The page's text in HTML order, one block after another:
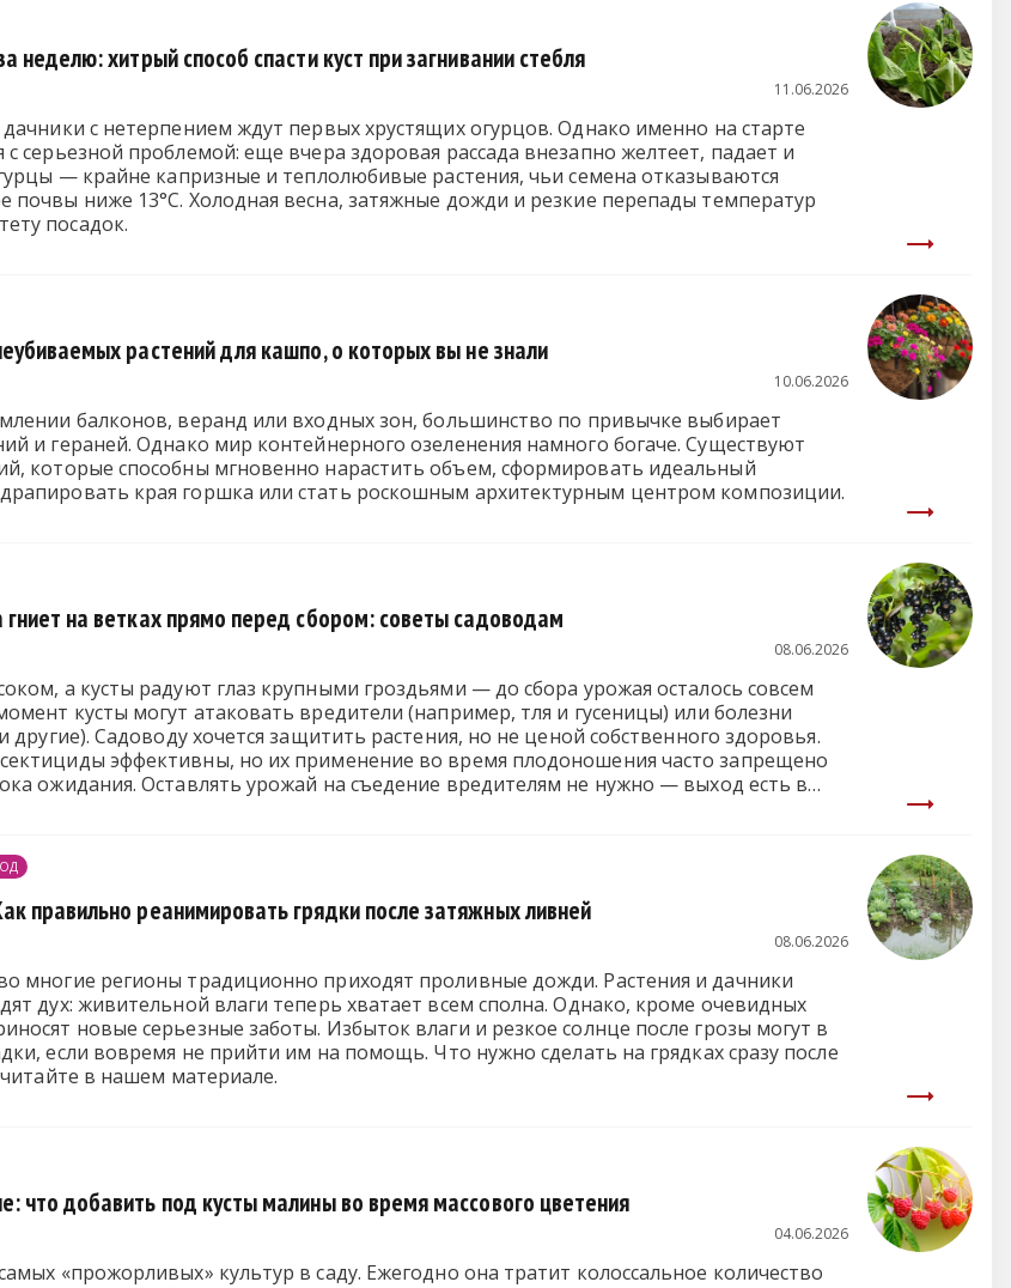
неделю: хитрый способ спасти куст при загнивании стебля
11.06.2026
с нетерпением ждут первых хрустящих огурцов. Однако именно на старте
с серьезной проблемой: еще вчера здоровая рассада внезапно желтеет, падает и
— крайне капризные и теплолюбивые растения, чьи семена отказываются
почвы ниже 13°С. Холодная весна, затяжные дожди и резкие перепады температур
посадок.
растений для кашпо, о которых вы не знали
10.06.2026
балконов, веранд или входных зон, большинство по привычке выбирает
и гераней. Однако мир контейнерного озеленения намного богаче. Существуют
которые способны мгновенно нарастить объем, сформировать идеальный
края горшка или стать роскошным архитектурным центром композиции.
на ветках прямо перед сбором: советы садоводам
08.06.2026
а кусты радуют глаз крупными гроздьями — до сбора урожая осталось совсем
кусты могут атаковать вредители (например, тля и гусеницы) или болезни
другие). Садоводу хочется защитить растения, но не ценой собственного здоровья.
эффективны, но их применение во время плодоношения часто запрещено
ожидания. Оставлять урожай на съедение вредителям не нужно — выход есть в
правильно реанимировать грядки после затяжных ливней
08.06.2026
многие регионы традиционно приходят проливные дожди. Растения и дачники
дух: живительной влаги теперь хватает всем сполна. Однако, кроме очевидных
новые серьезные заботы. Избыток влаги и резкое солнце после грозы могут в
если вовремя не прийти им на помощь. Что нужно сделать на грядках сразу после
в нашем материале.
что добавить под кусты малины во время массового цветения
04.06.2026
«прожорливых» культур в саду. Ежегодно она тратит колоссальное количество